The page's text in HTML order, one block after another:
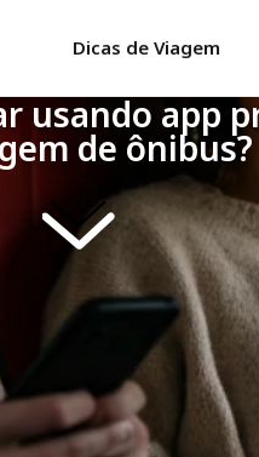
Dicas de Viagem
usando app
de ônibus?